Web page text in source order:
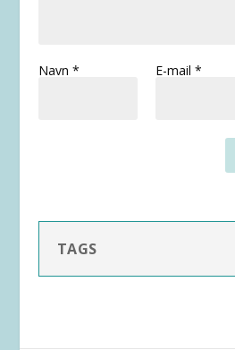
Navn * E-mail *
TAGS